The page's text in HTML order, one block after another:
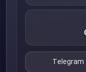
Telegram